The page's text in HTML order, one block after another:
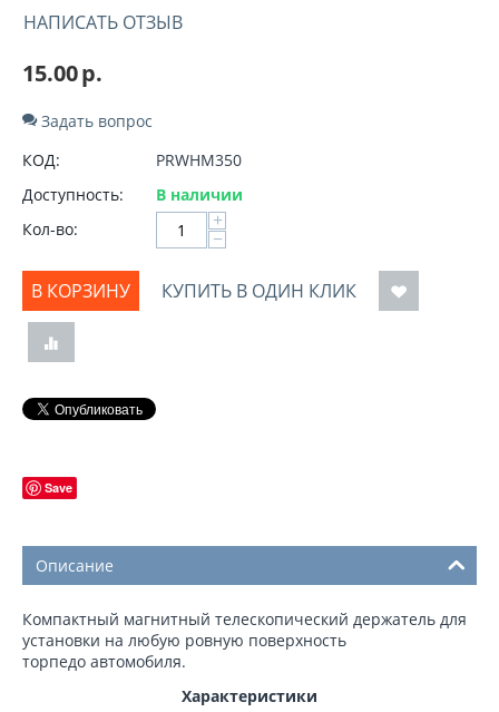
НАПИСАТЬ ОТЗЫВ
15.00р.
Задать вопрос
КОД:
PRWHM350
Доступность:
В наличии
Кол-во:
+
−
В КОРЗИНУ КУПИТЬ В ОДИН КЛИК
Save
Описание
Компактный магнитный телескопический держатель для
установки на любую ровную поверхность
торпедo автомобиля.
Характеристики